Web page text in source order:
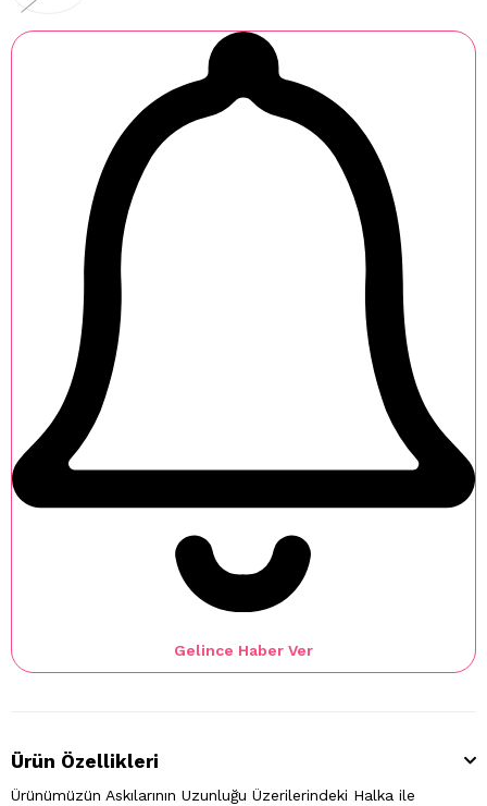
Gelince Haber Ver
Ürün Özellikleri
Ürünümüzün Askılarının Uzunluğu Üzerilerindeki Halka ile